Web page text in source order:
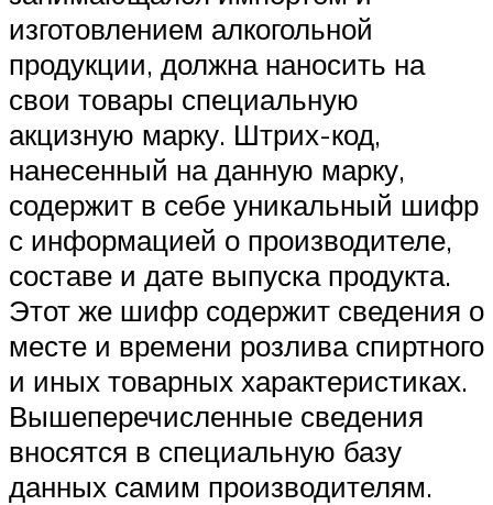
изготовлением алкогольной
продукции, должна наносить на
свои товары специальную
акцизную марку. Штрих-код,
нанесенный на данную марку,
содержит в себе уникальный шифр
с информацией о производителе,
составе и дате выпуска продукта.
Этот же шифр содержит сведения о
месте и времени розлива спиртного
и иных товарных характеристиках.
Вышеперечисленные сведения
вносятся в специальную базу
данных самим производителям.